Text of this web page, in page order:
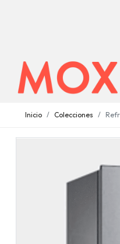
Inicio Colecciones